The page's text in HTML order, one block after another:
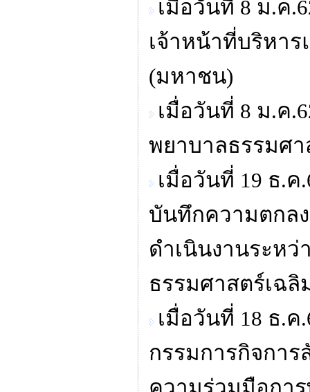
เมื่อวันที่ 8 ม.ค
เจ้าหน้าที่บริหา
(มหาชน)
เมื่อวันที่ 8 ม.ค
พยาบาลธรรมศา
เมื่อวันที่ 19 ธ.
บันทึกความตกล
ดำเนินงานระห
ธรรมศาสตร์เฉลิ
เมื่อวันที่ 18 ธ.
กรรมการกิจกา